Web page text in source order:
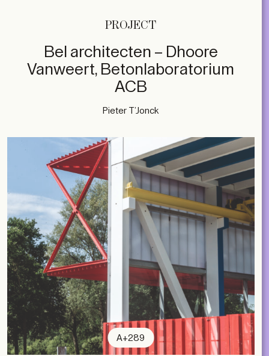
PROJECT
Bel architecten – Dhoore
Vanweert, Betonlaboratorium
ACB
Pieter T’Jonck
A+289